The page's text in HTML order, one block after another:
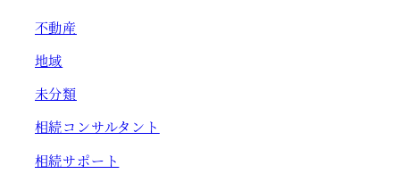
不動産
地域
未分類
相続コンサルタント
相続サポート